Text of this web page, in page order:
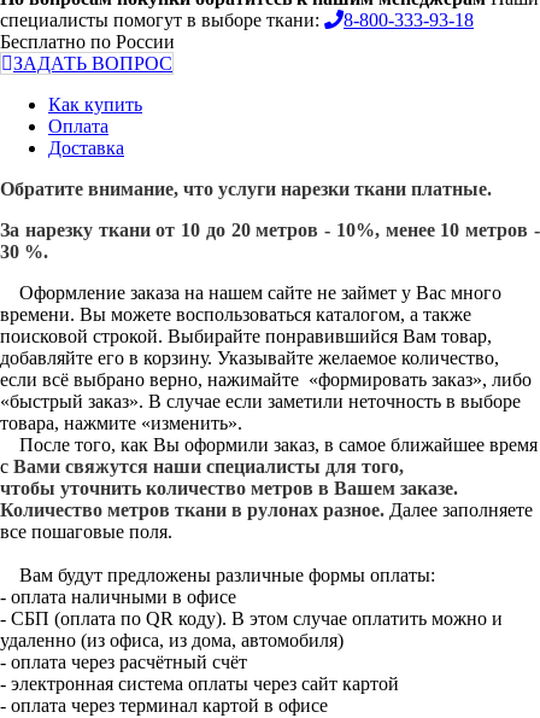
специалисты помогут в выборе ткани:
8-800-333-93-18
Бесплатно по России
ЗАДАТЬ ВОПРОС
Как купить
Оплата
Доставка
Обратите внимание, что услуги нарезки ткани платные.
За нарезку ткани от 10 до 20 метров - 10%, менее 10 метров -
30 %.
Оформление заказа на нашем сайте не займет у Вас много
времени. Вы можете воспользоваться каталогом, а также
поисковой строкой. Выбирайте понравившийся Вам товар,
добавляйте его в корзину. Указывайте желаемое количество,
если всё выбрано верно, нажимайте «формировать заказ», либо
«быстрый заказ». В случае если заметили неточность в выборе
товара, нажмите «изменить».
После того, как Вы оформили заказ, в самое ближайшее время
с Вами свяжутся наши специалисты для того,
чтобы уточнить количество метров в Вашем заказе.
Количество метров ткани в рулонах разное. Далее заполняете
все пошаговые поля.
Вам будут предложены различные формы оплаты:
- оплата наличными в офисе
- СБП (оплата по QR коду). В этом случае оплатить можно и
удаленно (из офиса, из дома, автомобиля)
- оплата через расчётный счёт
- электронная система оплаты через сайт картой
- оплата через терминал картой в офисе